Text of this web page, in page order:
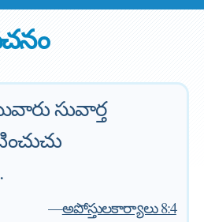
సువార్త
—అపోస్తులకార్యాలు 8:4